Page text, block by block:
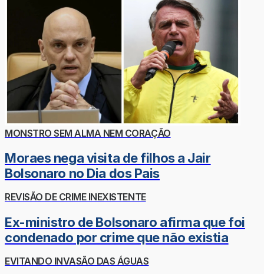
MONSTRO SEM ALMA NEM CORAÇÃO
Moraes nega visita de filhos a Jair
Bolsonaro no Dia dos Pais
REVISÃO DE CRIME INEXISTENTE
Ex-ministro de Bolsonaro afirma que foi
condenado por crime que não existia
EVITANDO INVASÃO DAS ÁGUAS